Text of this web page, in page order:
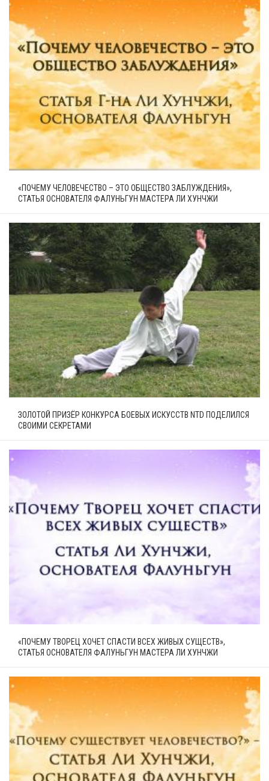
«ПОЧЕМУ ЧЕЛОВЕЧЕСТВО – ЭТО ОБЩЕСТВО ЗАБЛУЖДЕНИЯ»,
СТАТЬЯ ОСНОВАТЕЛЯ ФАЛУНЬГУН МАСТЕРА ЛИ ХУНЧЖИ
ЗОЛОТОЙ ПРИЗЁР КОНКУРСА БОЕВЫХ ИСКУССТВ NTD ПОДЕЛИЛСЯ
СВОИМИ СЕКРЕТАМИ
«ПОЧЕМУ ТВОРЕЦ ХОЧЕТ СПАСТИ ВСЕХ ЖИВЫХ СУЩЕСТВ»,
СТАТЬЯ ОСНОВАТЕЛЯ ФАЛУНЬГУН МАСТЕРА ЛИ ХУНЧЖИ